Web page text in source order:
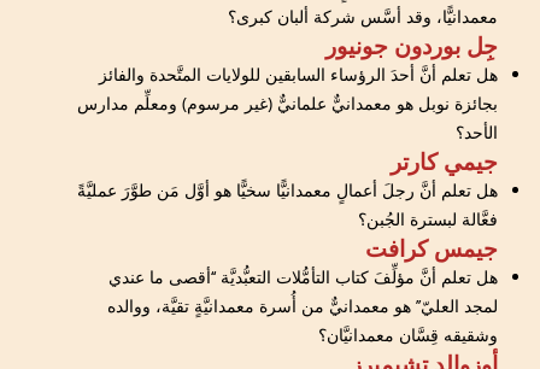
معمدانيًّا، وقد أسَّس شركة ألبان كبرى؟
جِل بوردون جونيور
هل تعلم أنَّ أحدَ الرؤساء السابقين للولايات المتَّحدة والفائز
بجائزة نوبل هو معمدانيٌّ علمانيٌّ (غير مرسوم) ومعلِّم مدارس
الأحد؟
جيمي كارتر
هل تعلم أنَّ رجلَ أعمالٍ معمدانيًّا سخيًّا هو أوَّل مَن طوَّرَ عمليَّةً
فعَّالة لبسترة الجُبن؟
جيمس كرافت
هل تعلم أنَّ مؤلِّفَ كتاب التأمُّلات التعبُّديَّة ‘‘أقصى ما عندي
لمجد العليّ’’ هو معمدانيٌّ من أُسرة معمدانيَّةٍ تقيَّة، ووالده
وشقيقه قِسَّان معمدانيَّان؟